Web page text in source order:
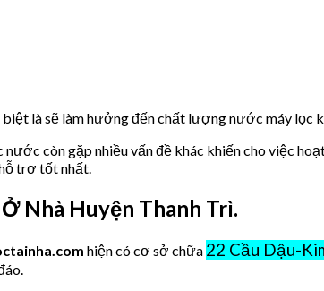
là sẽ làm hưởng đến chất lượng nước máy lọc
còn gặp nhiều vấn đề khác khiến cho việc
trợ tốt nhất.
Nhà Huyện Thanh Trì.
hiện có cơ sở chữa 22 Cầu Dậu-